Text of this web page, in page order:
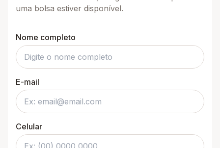
uma bolsa estiver disponível.
Nome completo
E-mail
Celular